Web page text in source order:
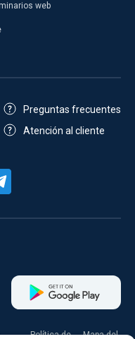
web
Preguntas frecuentes
Atención al cliente
Política de Mapa del